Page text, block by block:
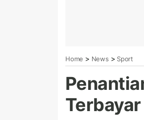
Home > News > Sport